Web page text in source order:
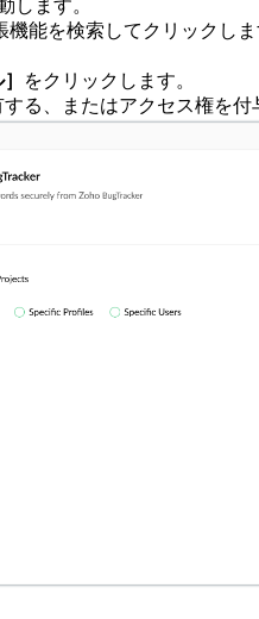
します。
機能を検索してクリックしま
をクリックします。
る、またはアクセス権を